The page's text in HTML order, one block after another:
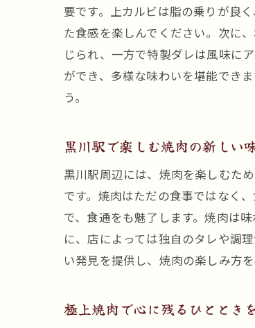
要です。上カルビは脂の乗りが良
た食感を楽しんでください。次に
じられ、一方で特製ダレは風味に
ができ、多様な味わいを堪能でき
う。
黒川駅で楽しむ焼肉の新しい
黒川駅周辺には、焼肉を楽しむた
です。焼肉はただの食事ではなく
で、食通をも魅了します。焼肉は
に、店によっては独自のタレや調
い発見を提供し、焼肉の楽しみ方を
極上焼肉で心に残るひとときを